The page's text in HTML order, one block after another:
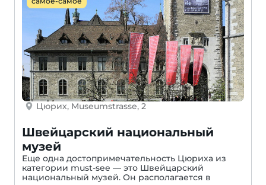
Цюрих, Museumstrasse, 2
Швейцарский национальный
музей
Еще одна достопримечательность Цюриха из
категории must-see — это Швейцарский
национальный музей. Он располагается в